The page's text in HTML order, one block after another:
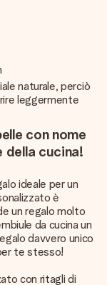
naturale, perciò
leggermente
con nome
della cucina!
ideale per un
è
un regalo molto
da cucina un
davvero unico
te stesso!
con ritagli di